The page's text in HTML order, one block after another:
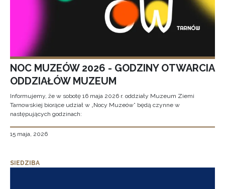
NOC MUZEÓW 2026 - GODZINY OTWARCIA
ODDZIAŁÓW MUZEUM
Informujemy, że w sobotę 16 maja 2026 r. oddziały Muzeum Ziemi
Tarnowskiej biorące udział w „Nocy Muzeów” będą czynne w
następujących godzinach:
15 maja, 2026
SIEDZIBA